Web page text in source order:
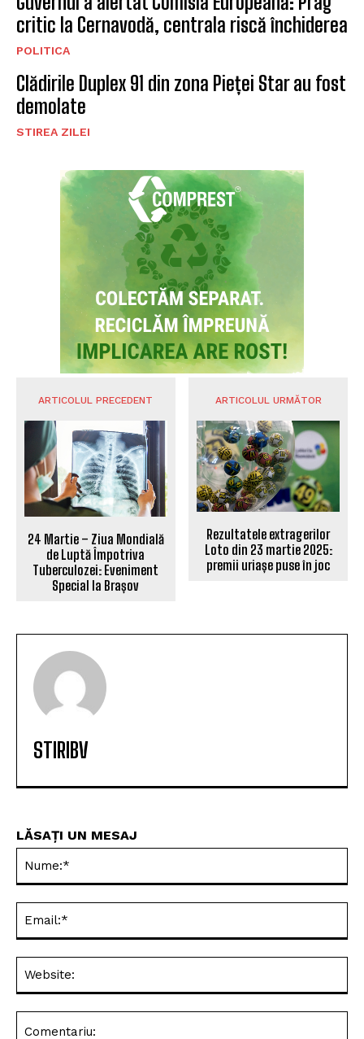
critic la Cernavodă, centrala riscă închiderea
POLITICA
Clădirile Duplex 91 din zona Pieței Star au fost
demolate
STIREA ZILEI
ARTICOLUL PRECEDENT
24 Martie – Ziua Mondială
de Luptă Împotriva
Tuberculozei: Eveniment
Special la Brașov
ARTICOLUL URMĂTOR
Rezultatele extragerilor
Loto din 23 martie 2025:
premii uriașe puse în joc
STIRIBV
LĂSAȚI UN MESAJ